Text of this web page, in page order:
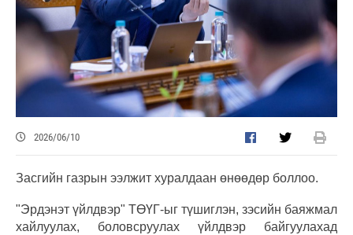
2026/06/10
Засгийн газрын ээлжит хуралдаан өнөөдөр боллоо.
"Эрдэнэт үйлдвэр" ТӨҮГ-ыг түшиглэн, зэсийн баяжмал
хайлуулах, боловсруулах үйлдвэр байгуулахад